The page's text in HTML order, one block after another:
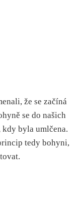
že se začíná
se do našich
byla umlčena.
tedy bohyni,